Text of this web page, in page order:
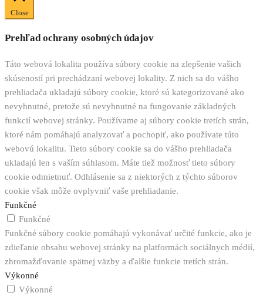
Close
Prehľad ochrany osobných údajov
Táto webová lokalita používa súbory cookie na zlepšenie vašich
skúseností pri prechádzaní webovej lokality. Z nich sa do vášho
prehliadača ukladajú súbory cookie, ktoré sú kategorizované ako
nevyhnutné, pretože sú nevyhnutné na fungovanie základných
funkcií webovej stránky. Používame aj súbory cookie tretích strán,
ktoré nám pomáhajú analyzovať a pochopiť, ako používate túto
webovú lokalitu. Tieto súbory cookie sa do vášho prehliadača
ukladajú len s vaším súhlasom. Máte tiež možnosť tieto súbory
cookie odmietnuť. Odhlásenie sa z niektorých z týchto súborov
cookie však môže ovplyvniť vaše prehliadanie.
Funkčné
Funkčné
Funkčné súbory cookie pomáhajú vykonávať určité funkcie, ako je
zdieľanie obsahu webovej stránky na platformách sociálnych médií,
zhromažďovanie spätnej väzby a ďalšie funkcie tretích strán.
Výkonné
Výkonné